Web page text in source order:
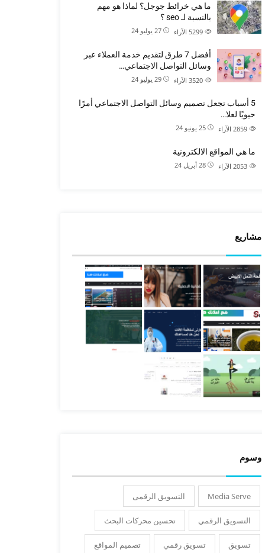
ما هي خرائط جوجل؟ لماذا هو مهم
بالنسبة لـ seo ؟
27 يوليو 24 الآراء
أفضل 7 طرق لتقديم خدمة العملاء عبر
وسائل التواصل الاجتماعي…
29 يوليو 24 الآراء
5 أسباب تجعل تصميم وسائل التواصل الاجتماعي أمرًا
حيويًا لعلا…
25 يونيو 24 الآراء
ما هي المواقع الالكترونية
28 أبريل 24 الآراء
مشاريع
وسوم
Media Serve التسويق الرقمى
التسويق الرقمي تحسين محركات البحث
تسويق تسويق رقمي تصميم المواقع